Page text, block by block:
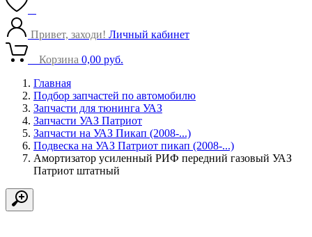
Привет, заходи! Личный кабинет
Корзина 0,00 руб.
Главная
Подбор запчастей по автомобилю
Запчасти для тюнинга УАЗ
Запчасти УАЗ Патриот
Запчасти на УАЗ Пикап (2008-...)
Подвеска на УАЗ Патриот пикап (2008-...)
Амортизатор усиленный РИФ передний газовый УАЗ
Патриот штатный